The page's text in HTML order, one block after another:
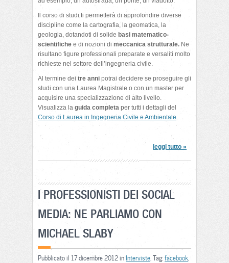
Il corso di studi ti permetterà di approfondire diverse
discipline come la cartografia, la geomatica, la
geologia, dotandoti di solide basi matematico-
scientifiche e di nozioni di meccanica strutturale. Ne
risultano figure professionali preparate e versaliti molto
richieste nel settore dell’ingegneria civile.
Al termine dei tre anni potrai decidere se proseguire gli
studi con una Laurea Magistrale o con un master per
acquisire una specializzazione di alto livello.
Visualizza la guida completa per tutti i dettagli del
Corso di Laurea in Ingegneria Civile e Ambientale.
leggi tutto »
I PROFESSIONISTI DEI SOCIAL
MEDIA: NE PARLIAMO CON
MICHAEL SLABY
Pubblicato il 17 dicembre 2012 inInterviste . Tag:facebook